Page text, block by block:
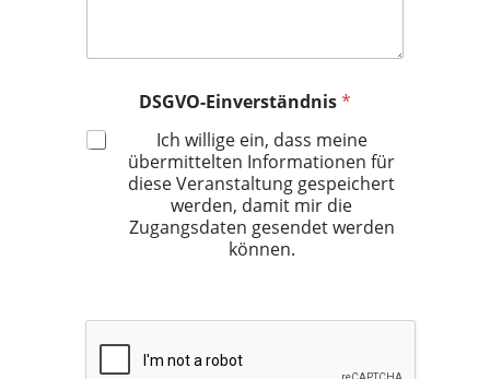
DSGVO-Einverständnis*
Ich willige ein, dass meine
übermittelten Informationen für
diese Veranstaltung gespeichert
werden, damit mir die
Zugangsdaten gesendet werden
können.